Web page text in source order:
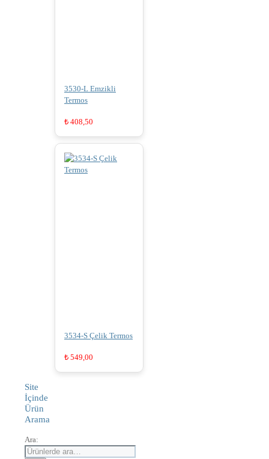
3530-L Emzikli
Termos
₺ 408,50
3534-S Çelik Termos
₺ 549,00
Site
İçinde
Ürün
Arama
Ara: